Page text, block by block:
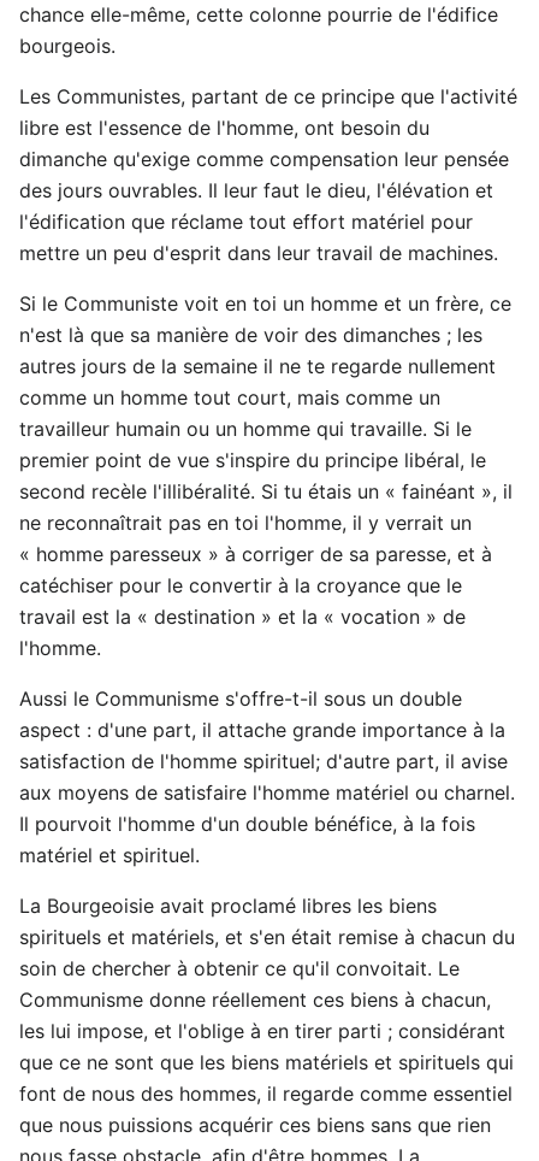
chance elle-même, cette colonne pourrie de l'édifice
bourgeois.
Les Communistes, partant de ce principe que l'activité
libre est l'essence de l'homme, ont besoin du
dimanche qu'exige comme compensation leur pensée
des jours ouvrables. Il leur faut le dieu, l'élévation et
l'édification que réclame tout effort matériel pour
mettre un peu d'esprit dans leur travail de machines.
Si le Communiste voit en toi un homme et un frère, ce
n'est là que sa manière de voir des dimanches ; les
autres jours de la semaine il ne te regarde nullement
comme un homme tout court, mais comme un
travailleur humain ou un homme qui travaille. Si le
premier point de vue s'inspire du principe libéral, le
second recèle l'illibéralité. Si tu étais un « fainéant », il
ne reconnaîtrait pas en toi l'homme, il y verrait un
« homme paresseux » à corriger de sa paresse, et à
catéchiser pour le convertir à la croyance que le
travail est la « destination » et la « vocation » de
l'homme.
Aussi le Communisme s'offre-t-il sous un double
aspect : d'une part, il attache grande importance à la
satisfaction de l'homme spirituel; d'autre part, il avise
aux moyens de satisfaire l'homme matériel ou charnel.
Il pourvoit l'homme d'un double bénéfice, à la fois
matériel et spirituel.
La Bourgeoisie avait proclamé libres les biens
spirituels et matériels, et s'en était remise à chacun du
soin de chercher à obtenir ce qu'il convoitait. Le
Communisme donne réellement ces biens à chacun,
les lui impose, et l'oblige à en tirer parti ; considérant
que ce ne sont que les biens matériels et spirituels qui
font de nous des hommes, il regarde comme essentiel
que nous puissions acquérir ces biens sans que rien
nous fasse obstacle, afin d'être hommes. La